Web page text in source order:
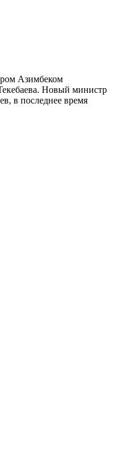
Азимбеком
Новый министр
в последнее время